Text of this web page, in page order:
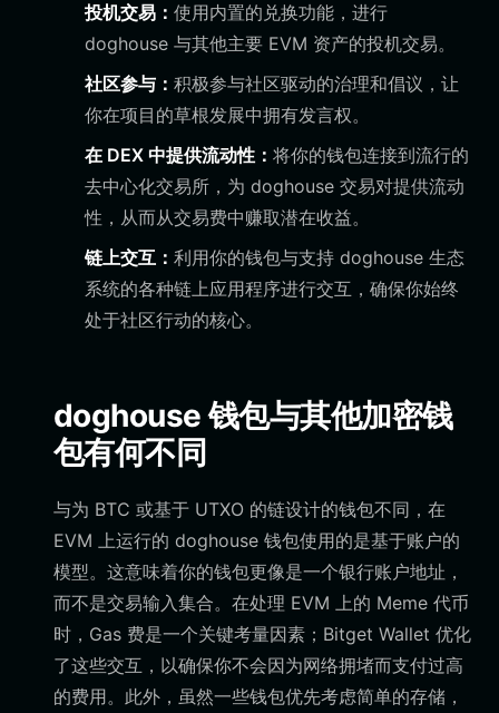
投机交易： 使用内置的兑换功能，进行
doghouse 与其他主要 EVM 资产的投机交易。
社区参与： 积极参与社区驱动的治理和倡议，让
你在项目的草根发展中拥有发言权。
在 DEX 中提供流动性： 将你的钱包连接到流行的
去中心化交易所，为 doghouse 交易对提供流动
性，从而从交易费中赚取潜在收益。
链上交互： 利用你的钱包与支持 doghouse 生态
系统的各种链上应用程序进行交互，确保你始终
处于社区行动的核心。
doghouse 钱包与其他加密钱
包有何不同
与为 BTC 或基于 UTXO 的链设计的钱包不同，在
EVM 上运行的 doghouse 钱包使用的是基于账户的
模型。这意味着你的钱包更像是一个银行账户地址，
而不是交易输入集合。在处理 EVM 上的 Meme 代币
时，Gas 费是一个关键考量因素；Bitget Wallet 优化
了这些交互，以确保你不会因为网络拥堵而支付过高
的费用。此外，虽然一些钱包优先考虑简单的存储，